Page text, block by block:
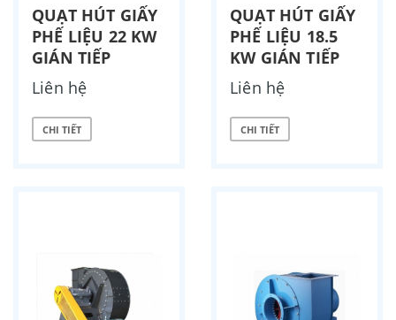
QUẠT HÚT GIẤY
PHẾ LIỆU 22 KW
GIÁN TIẾP
Liên hệ
CHI TIẾT
QUẠT HÚT GIẤY
PHẾ LIỆU 18.5
KW GIÁN TIẾP
Liên hệ
CHI TIẾT